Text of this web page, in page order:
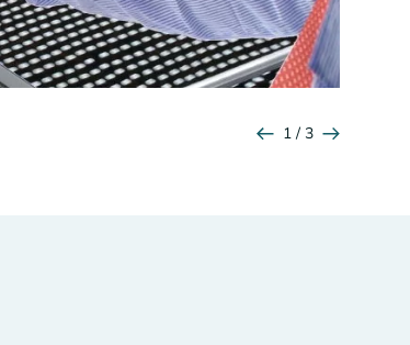
1 / 3